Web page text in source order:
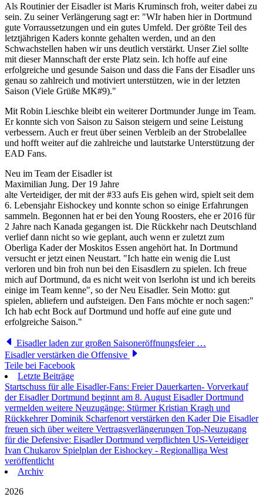
Als Routinier der Eisadler ist Maris Kruminsch froh, weiter dabei zu
sein. Zu seiner Verlängerung sagt er: "WIr haben hier in Dortmund
gute Vorraussetzungen und ein gutes Umfeld. Der größte Teil des
letztjährigen Kaders konnte gehalten werden, und an den
Schwachstellen haben wir uns deutlich verstärkt. Unser Ziel sollte
mit dieser Mannschaft der erste Platz sein. Ich hoffe auf eine
erfolgreiche und gesunde Saison und dass die Fans der Eisadler uns
genau so zahlreich und motiviert unterstützen, wie in der letzten
Saison (Viele Grüße MK#9)."
Mit Robin Lieschke bleibt ein weiterer Dortmunder Junge im Team.
Er konnte sich von Saison zu Saison steigern und seine Leistung
verbessern. Auch er freut über seinen Verbleib an der Strobelallee
und hofft weiter auf die zahlreiche und lautstarke Unterstützung der
EAD Fans.
Neu im Team der Eisadler ist
Maximilian Jung. Der 19 Jahre
alte Verteidiger, der mit der #33 aufs Eis gehen wird, spielt seit dem
6. Lebensjahr Eishockey und konnte schon so einige Erfahrungen
sammeln. Begonnen hat er bei den Young Roosters, ehe er 2016 für
2 Jahre nach Kanada gegangen ist. Die Rückkehr nach Deutschland
verlief dann nicht so wie geplant, auch wenn er zuletzt zum
Oberliga Kader der Moskitos Essen angehört hat. In Dortmund
versucht er jetzt einen Neustart. "Ich hatte ein wenig die Lust
verloren und bin froh nun bei den Eisasdlern zu spielen. Ich freue
mich auf Dortmund, da es nicht weit von Iserlohn ist und ich bereits
einige im Team kenne", so der Neu Eisadler. Sein Motto: gut
spielen, abliefern und aufsteigen. Den Fans möchte er noch sagen:"
Ich hab echt Bock auf Dortmund und hoffe auf eine gute und
erfolgreiche Saison."
Eisadler laden zur großen Saisoneröffnungsfeier …
Eisadler verstärken die Offensive
Teile bei Facebook
Letzte Beiträge
Startschuss für alle Eisadler-Fans: Freier Dauerkarten- Vorverkauf
der Eisadler Dortmund beginnt am 8. August Eisadler Dortmund
vermelden weitere Neuzugänge: Stürmer Kristian Kragh und
Rückkehrer Dominik Scharfenort verstärken den KaderDie Eisadler
freuen sich über weitere Vertragsverlängerungen Top-Neuzugang
für die Defensive: Eisadler Dortmund verpflichten US-Verteidiger
Ivan Chukarov Spielplan der Eishockey - Regionalliga West
veröffentlicht
Archiv
2026